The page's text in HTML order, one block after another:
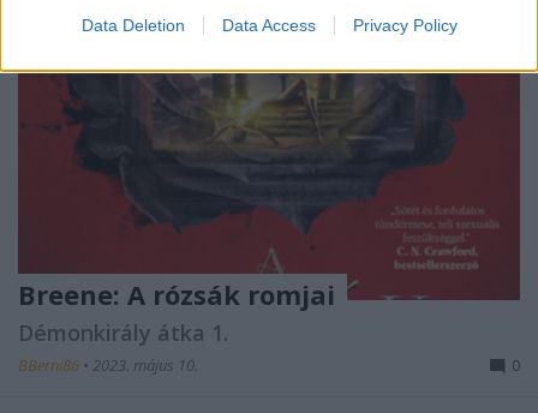
Data Deletion Data Access Privacy Policy
Breene: A rózsák romjai
Démonkirály átka 1.
BBerni86 • 2023. május 10. 0